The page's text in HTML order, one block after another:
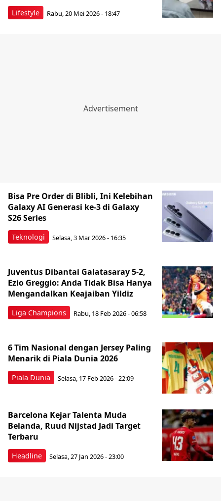
Lifestyle Rabu, 20 Mei 2026 - 18:47
Teknologi
Bisa Pre Order di Blibli, Ini Kelebihan
Galaxy AI Generasi ke-3 di Galaxy
S26 Series
Selasa, 3 Mar 2026 - 16:35
Liga Champions
Juventus Dibantai Galatasaray 5-2,
Ezio Greggio: Anda Tidak Bisa Hanya
Mengandalkan Keajaiban Yildiz
Rabu, 18 Feb 2026 - 06:58
Piala Dunia
6 Tim Nasional dengan Jersey Paling
Menarik di Piala Dunia 2026
Selasa, 17 Feb 2026 - 22:09
Headline
Barcelona Kejar Talenta Muda
Belanda, Ruud Nijstad Jadi Target
Terbaru
Selasa, 27 Jan 2026 - 23:00